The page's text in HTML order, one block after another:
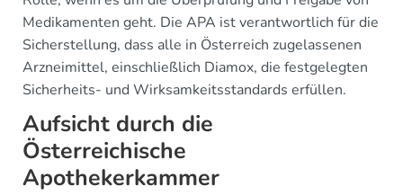
Medikamenten geht. Die APA ist verantwortlich für die
Sicherstellung, dass alle in Österreich zugelassenen
Arzneimittel, einschließlich Diamox, die festgelegten
Sicherheits- und Wirksamkeitsstandards erfüllen.
Aufsicht durch die
Österreichische
Apothekerkammer